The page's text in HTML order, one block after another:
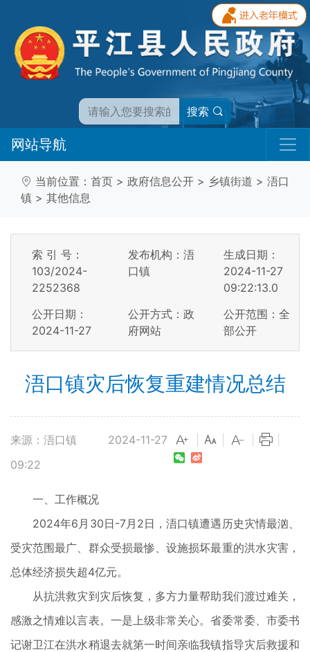
搜索
网站导航
当前位置： 首页 > 政府信息公开 > 乡镇街道 > 浯口
镇 > 其他信息
索 引 号：
103/2024-
2252368
发布机构：浯
口镇
生成日期：
2024-11-27
09:22:13.0
公开日期：
2024-11-27
公开方式：政
府网站
公开范围：全
部公开
浯口镇灾后恢复重建情况总结
来源：浯口镇
2024-11-27
09:22
一、工作概况
2024年6月30日-7月2日，浯口镇遭遇历史灾情最汹、
受灾范围最广、群众受损最惨、设施损坏最重的洪水灾害，
总体经济损失超4亿元。
从抗洪救灾到灾后恢复，多方力量帮助我们渡过难关，
感激之情难以言表。一是上级非常关心。省委常委、市委书
记谢卫江在洪水稍退去就第一时间亲临我镇指导灾后救援和